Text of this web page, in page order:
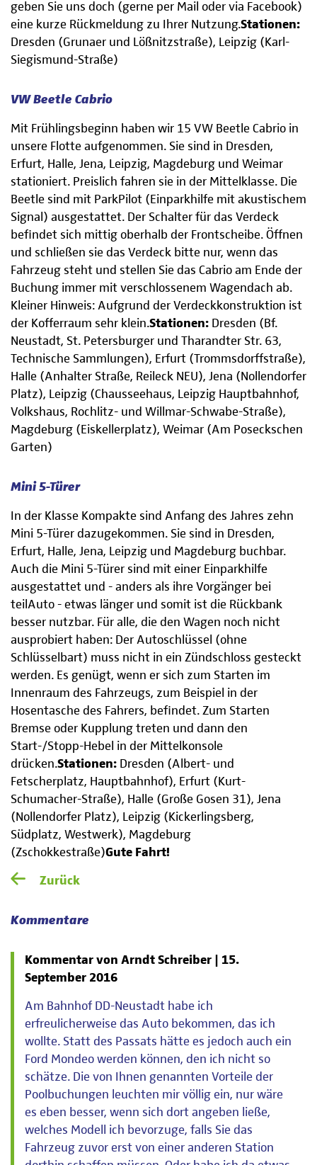
geben Sie uns doch (gerne per Mail oder via Facebook)
eine kurze Rückmeldung zu Ihrer Nutzung.Stationen:
Dresden (Grunaer und Lößnitzstraße), Leipzig (Karl-
Siegismund-Straße)
VW Beetle Cabrio
Mit Frühlingsbeginn haben wir 15 VW Beetle Cabrio in
unsere Flotte aufgenommen. Sie sind in Dresden,
Erfurt, Halle, Jena, Leipzig, Magdeburg und Weimar
stationiert. Preislich fahren sie in der Mittelklasse. Die
Beetle sind mit ParkPilot (Einparkhilfe mit akustischem
Signal) ausgestattet. Der Schalter für das Verdeck
befindet sich mittig oberhalb der Frontscheibe. Öffnen
und schließen sie das Verdeck bitte nur, wenn das
Fahrzeug steht und stellen Sie das Cabrio am Ende der
Buchung immer mit verschlossenem Wagendach ab.
Kleiner Hinweis: Aufgrund der Verdeckkonstruktion ist
der Kofferraum sehr klein.Stationen: Dresden (Bf.
Neustadt, St. Petersburger und Tharandter Str. 63,
Technische Sammlungen), Erfurt (Trommsdorffstraße),
Halle (Anhalter Straße, Reileck NEU), Jena (Nollendorfer
Platz), Leipzig (Chausseehaus, Leipzig Hauptbahnhof,
Volkshaus, Rochlitz- und Willmar-Schwabe-Straße),
Magdeburg (Eiskellerplatz), Weimar (Am Poseckschen
Garten)
Mini 5-Türer
In der Klasse Kompakte sind Anfang des Jahres zehn
Mini 5-Türer dazugekommen. Sie sind in Dresden,
Erfurt, Halle, Jena, Leipzig und Magdeburg buchbar.
Auch die Mini 5-Türer sind mit einer Einparkhilfe
ausgestattet und - anders als ihre Vorgänger bei
teilAuto - etwas länger und somit ist die Rückbank
besser nutzbar. Für alle, die den Wagen noch nicht
ausprobiert haben: Der Autoschlüssel (ohne
Schlüsselbart) muss nicht in ein Zündschloss gesteckt
werden. Es genügt, wenn er sich zum Starten im
Innenraum des Fahrzeugs, zum Beispiel in der
Hosentasche des Fahrers, befindet. Zum Starten
Bremse oder Kupplung treten und dann den
Start-/Stopp-Hebel in der Mittelkonsole
drücken.Stationen: Dresden (Albert- und
Fetscherplatz, Hauptbahnhof), Erfurt (Kurt-
Schumacher-Straße), Halle (Große Gosen 31), Jena
(Nollendorfer Platz), Leipzig (Kickerlingsberg,
Südplatz, Westwerk), Magdeburg
(Zschokkestraße)Gute Fahrt!
Zurück
Kommentare
Kommentar von Arndt Schreiber | 15.
September 2016
Am Bahnhof DD-Neustadt habe ich
erfreulicherweise das Auto bekommen, das ich
wollte. Statt des Passats hätte es jedoch auch ein
Ford Mondeo werden können, den ich nicht so
schätze. Die von Ihnen genannten Vorteile der
Poolbuchungen leuchten mir völlig ein, nur wäre
es eben besser, wenn sich dort angeben ließe,
welches Modell ich bevorzuge, falls Sie das
Fahrzeug zuvor erst von einer anderen Station